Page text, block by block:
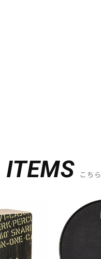
ITEMS こち